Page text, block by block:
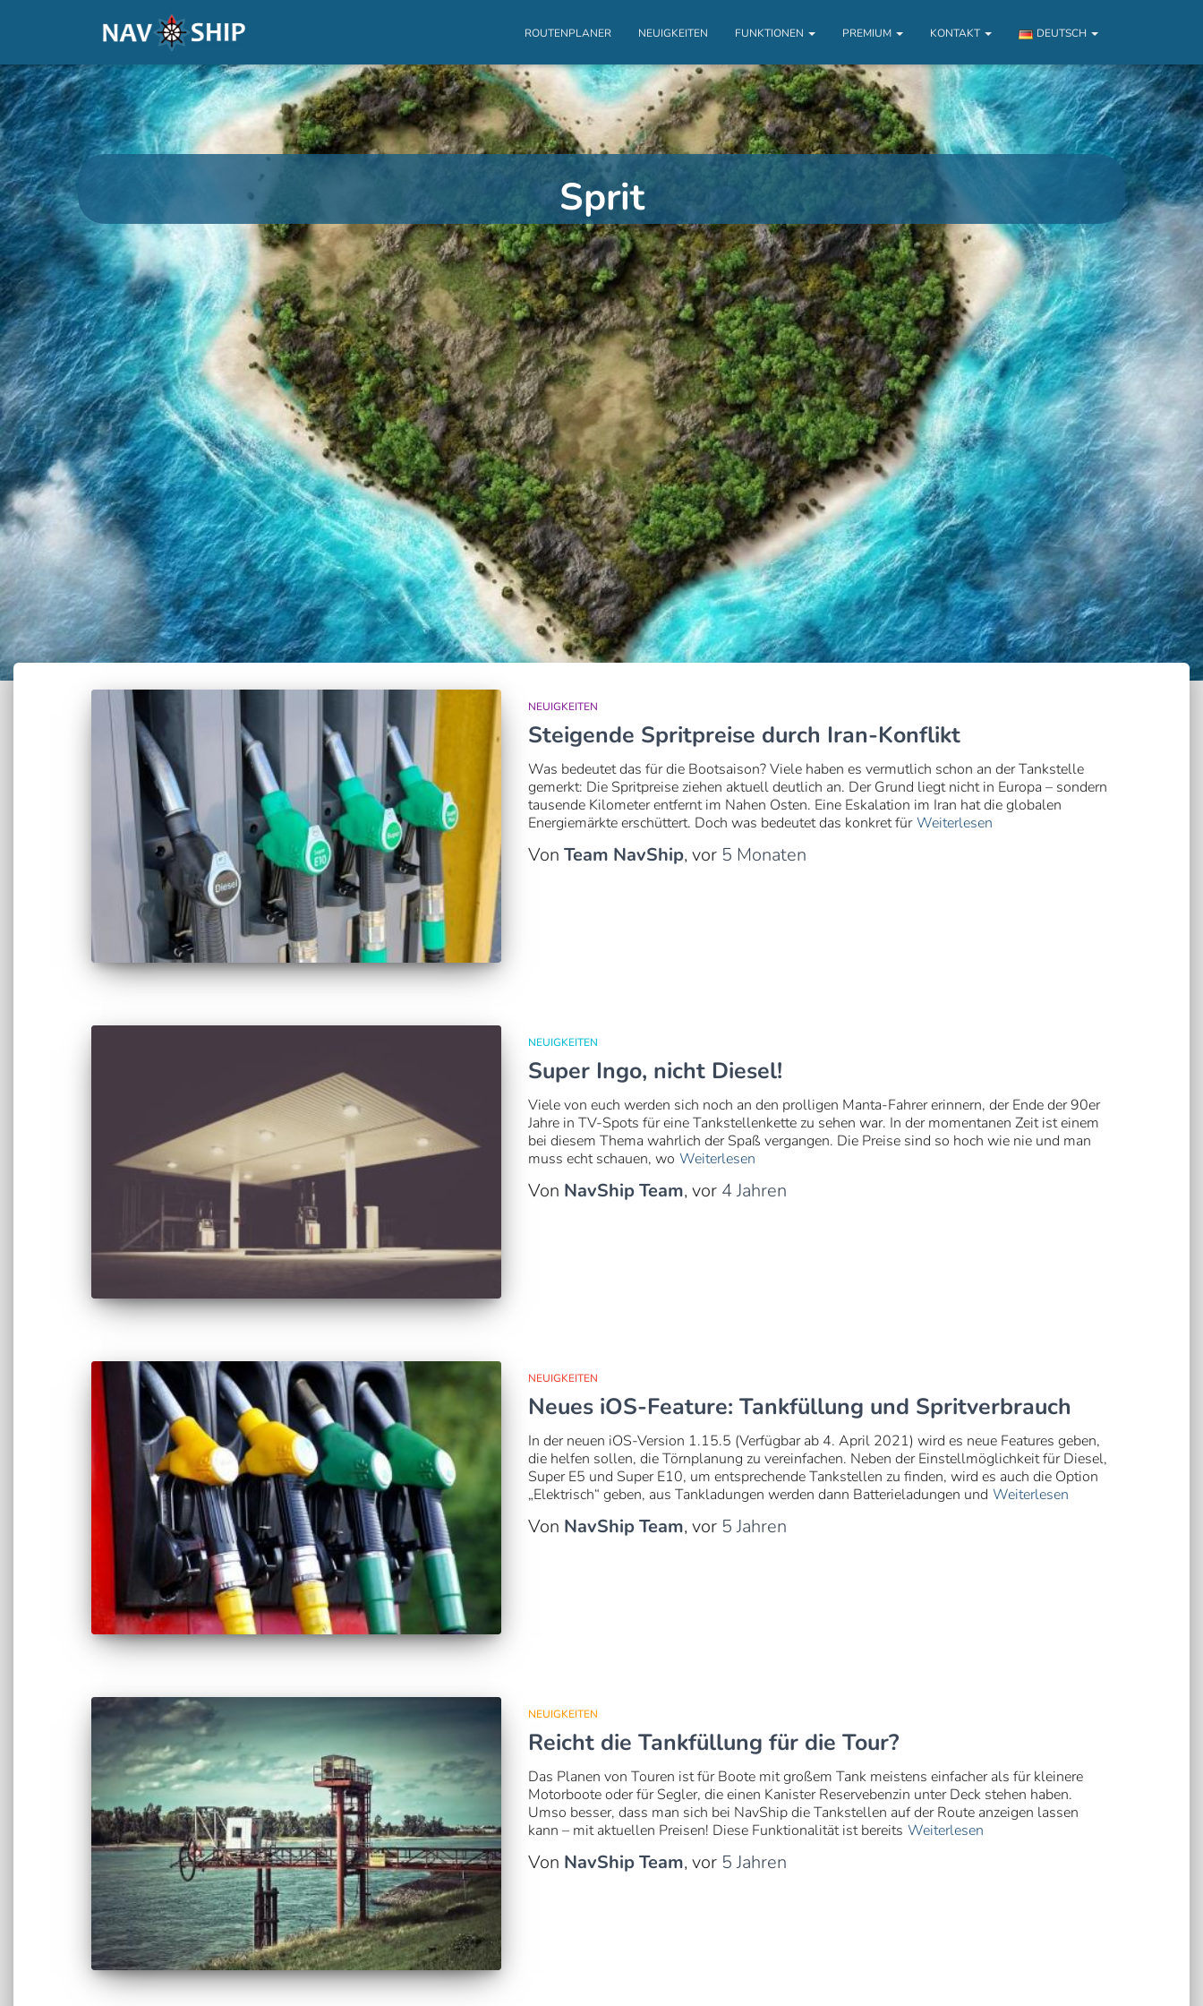
ROUTENPLANER NEUIGKEITEN FUNKTIONEN PREMIUM KONTAKT DEUTSCH
Sprit
NEUIGKEITEN
Steigende Spritpreise durch Iran-Konflikt
Was bedeutet das für die Bootsaison? Viele haben es vermutlich schon an der Tankstelle
gemerkt: Die Spritpreise ziehen aktuell deutlich an. Der Grund liegt nicht in Europa – sondern
tausende Kilometer entfernt im Nahen Osten. Eine Eskalation im Iran hat die globalen
Energiemärkte erschüttert. Doch was bedeutet das konkret für Weiterlesen
Von Team NavShip, vor 5 Monaten
NEUIGKEITEN
Super Ingo, nicht Diesel!
Viele von euch werden sich noch an den prolligen Manta-Fahrer erinnern, der Ende der 90er
Jahre in TV-Spots für eine Tankstellenkette zu sehen war. In der momentanen Zeit ist einem
bei diesem Thema wahrlich der Spaß vergangen. Die Preise sind so hoch wie nie und man
muss echt schauen, wo Weiterlesen
Von NavShip Team, vor 4 Jahren
NEUIGKEITEN
Neues iOS-Feature: Tankfüllung und Spritverbrauch
In der neuen iOS-Version 1.15.5 (Verfügbar ab 4. April 2021) wird es neue Features geben,
die helfen sollen, die Törnplanung zu vereinfachen. Neben der Einstellmöglichkeit für Diesel,
Super E5 und Super E10, um entsprechende Tankstellen zu finden, wird es auch die Option
„Elektrisch“ geben, aus Tankladungen werden dann Batterieladungen und Weiterlesen
Von NavShip Team, vor 5 Jahren
NEUIGKEITEN
Reicht die Tankfüllung für die Tour?
Das Planen von Touren ist für Boote mit großem Tank meistens einfacher als für kleinere
Motorboote oder für Segler, die einen Kanister Reservebenzin unter Deck stehen haben.
Umso besser, dass man sich bei NavShip die Tankstellen auf der Route anzeigen lassen
kann – mit aktuellen Preisen! Diese Funktionalität ist bereits Weiterlesen
Von NavShip Team, vor 5 Jahren